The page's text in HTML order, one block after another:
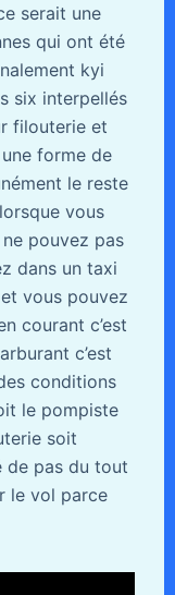
serait une
qui ont été
kyi
six interpellés
filouterie et
forme de
le reste
vous
pouvez pas
dans un taxi
vous pouvez
courant c’est
c’est
conditions
le pompiste
soit
de pas du tout
le vol parce